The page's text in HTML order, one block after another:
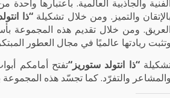
الفنية والجاذبية العالمية. باعتبارها
بالإتقان والتميز. ومن خلال تشكيلة“ذا
العريق. ومن خلال تقديم هذه المجموعة
وتثبت ريادتها عالميًا في مجال العطور
“ذا انتولد ستوريز“تفتح أمامكم
والمشاعر والتفرّد. كما تجسّد هذه المجموعة